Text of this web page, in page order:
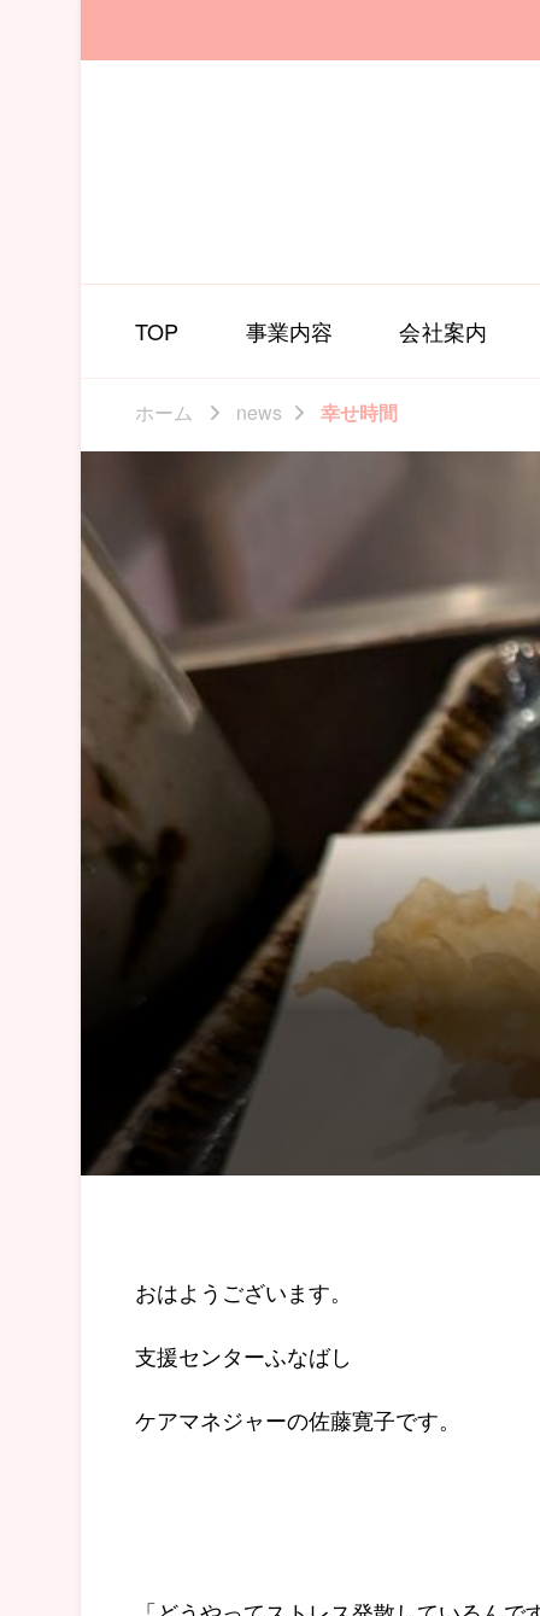
TOP 事業内容 会社案内
ホーム news 幸せ時間
おはようございます。
支援センターふなばし
ケアマネジャーの佐藤寛子です。